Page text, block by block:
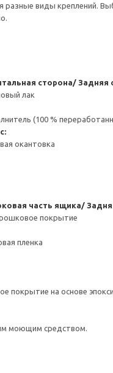
разные виды креплений.
сторона/ Задняя
лак
(100 %
окантовка
часть ящика/
покрытие
пленка
покрытие на основе
моющим средством.